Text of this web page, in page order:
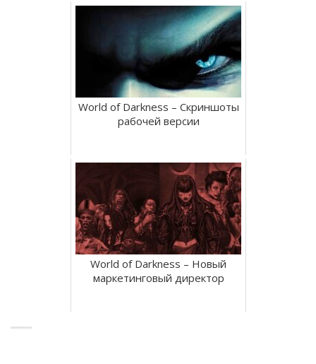
World of Darkness – Скриншоты
рабочей версии
World of Darkness – Новый
маркетинговый директор